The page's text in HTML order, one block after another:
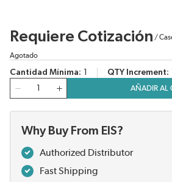
Requiere Cotización /
Agotado
Cantidad Mínima QTY Increment
Cantidad
AÑADIR AL
Why Buy From EIS?
Authorized Distributor
Fast Shipping